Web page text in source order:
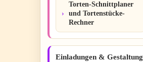
Torten-Schnittplaner
und Tortenstücke-
Rechner
Einladungen & Gestaltung